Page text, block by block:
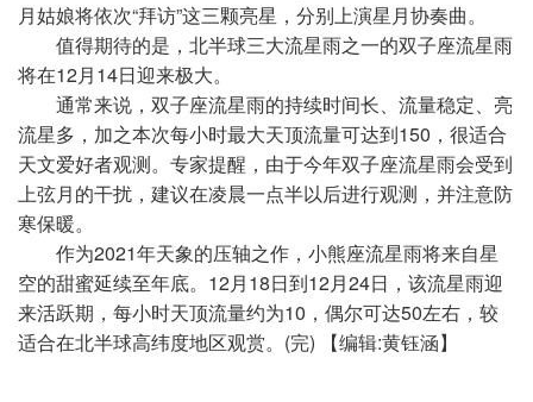
月姑娘将依次“拜访”这三颗亮星，分别上演星月协奏曲。
值得期待的是，北半球三大流星雨之一的双子座流星雨
将在12月14日迎来极大。
通常来说，双子座流星雨的持续时间长、流量稳定、亮
流星多，加之本次每小时最大天顶流量可达到150，很适合
天文爱好者观测。专家提醒，由于今年双子座流星雨会受到
上弦月的干扰，建议在凌晨一点半以后进行观测，并注意防
寒保暖。
作为2021年天象的压轴之作，小熊座流星雨将来自星
空的甜蜜延续至年底。12月18日到12月24日，该流星雨迎
来活跃期，每小时天顶流量约为10，偶尔可达50左右，较
适合在北半球高纬度地区观赏。(完) 【编辑:黄钰涵】